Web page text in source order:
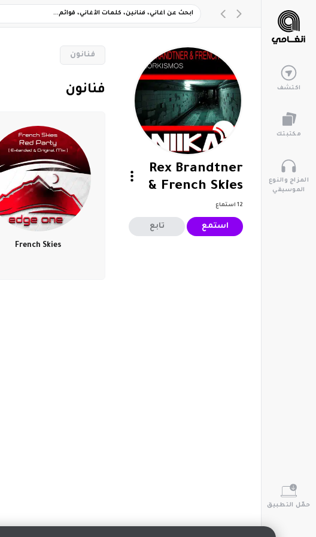
اكتشف
مكتبتك
المزاج والنوع
الموسيقي
حمّل التطبيق
Rex Brandtner
& French Skies
12 استماع
استمع تابع
‏فنانون
‏فنانون
French Skies